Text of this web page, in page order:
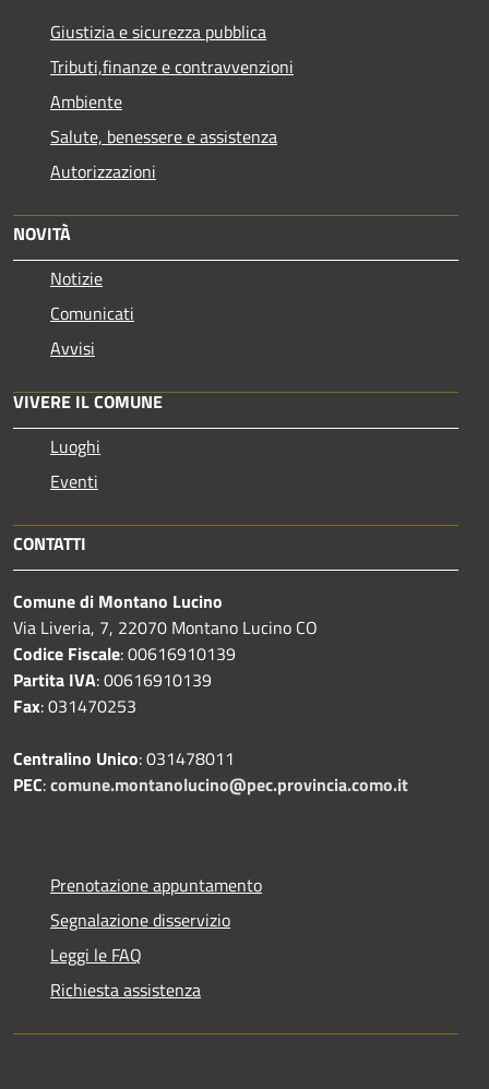
Giustizia e sicurezza pubblica
Tributi,finanze e contravvenzioni
Ambiente
Salute, benessere e assistenza
Autorizzazioni
NOVITÀ
Notizie
Comunicati
Avvisi
VIVERE IL COMUNE
Luoghi
Eventi
CONTATTI
Comune di Montano Lucino
Via Liveria, 7, 22070 Montano Lucino CO
Codice Fiscale: 00616910139
Partita IVA: 00616910139
Fax: 031470253
Centralino Unico: 031478011
PEC:comune.montanolucino@pec.provincia.como.it
Prenotazione appuntamento
Segnalazione disservizio
Leggi le FAQ
Richiesta assistenza